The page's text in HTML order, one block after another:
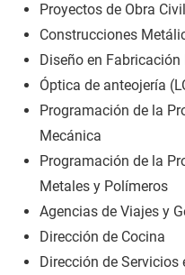
Proyectos de Obra Civil
Construcciones
Diseño en Fabricación
Óptica de anteojería
Programación de la
Mecánica
Programación de la
Metales y Polímeros
Agencias de Viajes y
Dirección de Cocina
Dirección de Servicios